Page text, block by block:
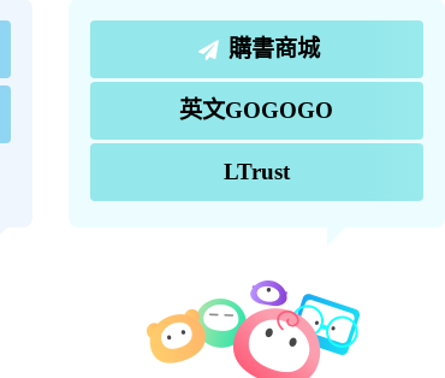
購書商城
英文GOGOGO
LTrust